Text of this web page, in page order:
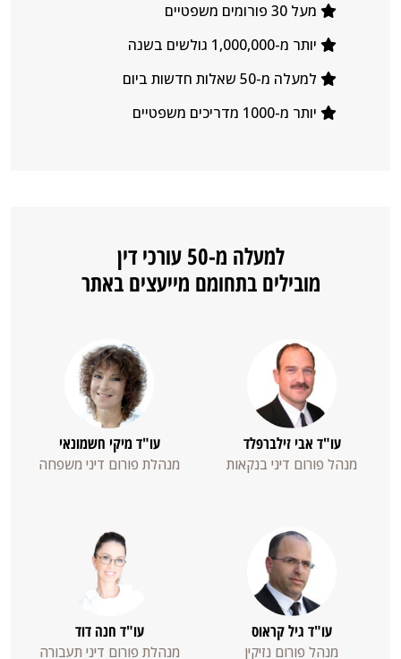
מעל 30 פורומים משפטיים
יותר מ-1,000,000 גולשים בשנה
למעלה מ-50 שאלות חדשות ביום
יותר מ-1000 מדריכים משפטיים
nooit
LeoVegas
investeert
continu
in
de
nieuwste
resulteert
soepele
en
למעלה מ-50 עורכי דין
מובילים בתחומם מייעצים באתר
עו"ד אבי זילברפלד
מנהל פורום דיני בנקאות
עו"ד מיקי חשמונאי
מנהלת פורום דיני משפחה
עו"ד גיל קראוס
מנהל פורום נזיקין
עו"ד חנה דוד
מנהלת פורום דיני תעבורה